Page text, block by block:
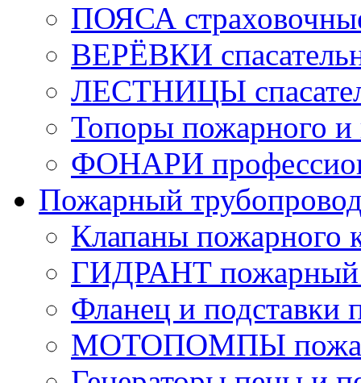
ПОЯСА
ВЕРЁВКИ
ЛЕСТНИЦЫ
Топоры пожарного и
ФОНАРИ
Пожарный
Клапаны пожарного
ГИДРАНТ пожарный
Фланец и подставки
МОТОПОМПЫ